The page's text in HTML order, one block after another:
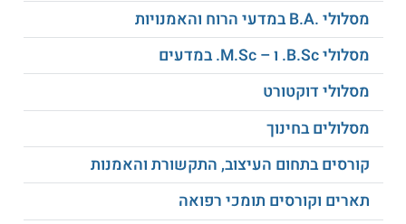
עבור בוגרי תואר שני במדעי המדינה ללא תזה, נדרשת עמידה
בקורסים שונים מן
התואר השני
וכן כתיבה של תזה מחקרית.
מועמדים שאינם בוגרי תחום מדעי המדינה יכולים להתקבל לפי
מעבר השלמות אשר נקבעות על ידי המחלקה לפי הרקע הלימודי.
תעודה
לבוגרים אשר עומדים בכל התנאים בהצלחה ניתן תואר שלישי
PhD במדעי המדינה מטעם אוניברסיטת בר אילן.
למידע נוסף לחצו:אוניברסיטת בר-אילן
מסלולי .B.A במדעי הרוח והאמנויות
מסלולי B.Sc. ו – M.Sc. במדעים
מסלולי דוקטורט
מסלולים בחינוך
קורסים בתחום העיצוב, התקשורת והאמנות
תארים וקורסים תומכי רפואה